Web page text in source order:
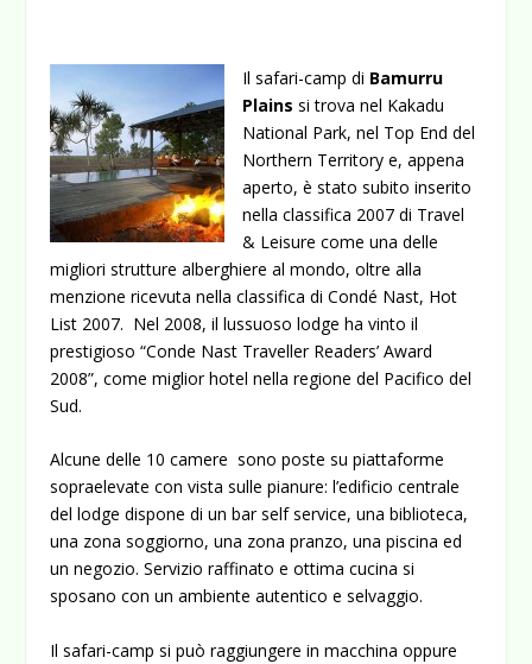
Il safari-camp di Bamurru
Plains si trova nel Kakadu
National Park, nel Top End del
Northern Territory e, appena
aperto, è stato subito inserito
nella classifica 2007 di Travel
& Leisure come una delle
migliori strutture alberghiere al mondo, oltre alla
menzione ricevuta nella classifica di Condé Nast, Hot
List 2007. Nel 2008, il lussuoso lodge ha vinto il
prestigioso “Conde Nast Traveller Readers’ Award
2008”, come miglior hotel nella regione del Pacifico del
Sud.
Alcune delle 10 camere sono poste su piattaforme
sopraelevate con vista sulle pianure: l’edificio centrale
del lodge dispone di un bar self service, una biblioteca,
una zona soggiorno, una zona pranzo, una piscina ed
un negozio. Servizio raffinato e ottima cucina si
sposano con un ambiente autentico e selvaggio.
Il safari-camp si può raggiungere in macchina oppure